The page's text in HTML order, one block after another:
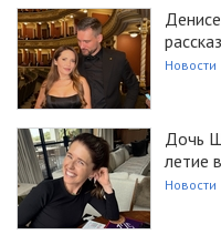
Новости
Дочь
летие
Новости